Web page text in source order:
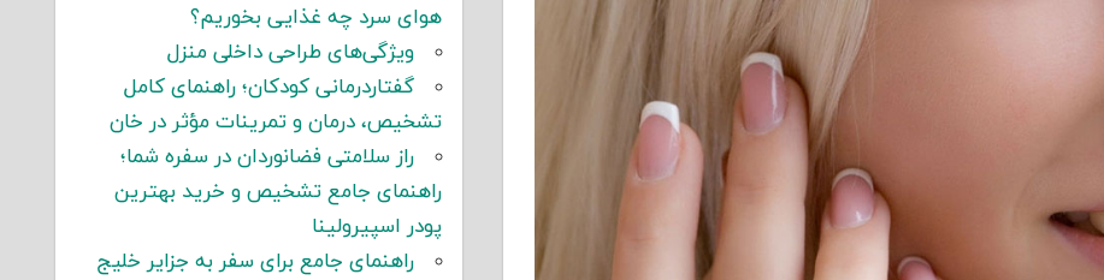
هوای سرد چه غذایی بخوریم؟
ویژگی‌های طراحی داخلی منزل
گفتاردرمانی کودکان؛ راهنمای کامل
تشخیص، درمان و تمرینات مؤثر در خان
راز سلامتی فضانوردان در سفره شما؛
راهنمای جامع تشخیص و خرید بهترین
پودر اسپیرولینا
راهنمای جامع برای سفر به جزایر خلیج